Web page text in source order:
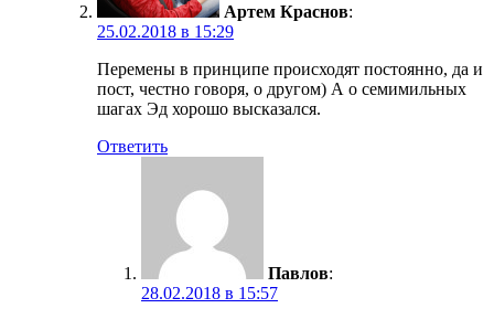
Артем Краснов:
25.02.2018 в 15:29
Перемены в принципе происходят постоянно, да и
пост, честно говоря, о другом) А о семимильных
шагах Эд хорошо высказался.
Ответить
Павлов:
28.02.2018 в 15:57